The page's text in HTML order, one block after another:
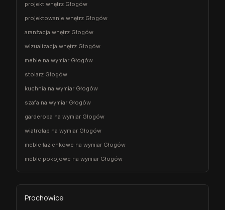
projekt wnętrz Głogów
projektowanie wnętrz Głogów
aranżacja wnętrz Głogów
wizualizacja wnętrz Głogów
meble na wymiar Głogów
stolarz Głogów
kuchnia na wymiar Głogów
szafa na wymiar Głogów
garderoba na wymiar Głogów
wiatrołap na wymiar Głogów
meble łazienkowe na wymiar Głogów
meble pokojowe na wymiar Głogów
Prochowice